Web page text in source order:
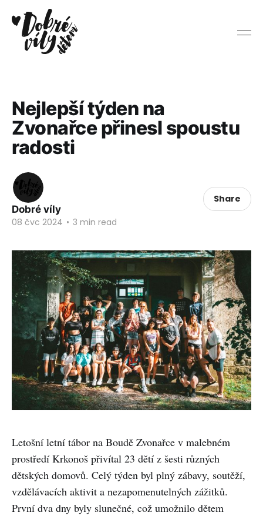
Nejlepší týden na
Zvonařce přinesl spoustu
radosti
Dobré víly
08 čvc 2024 • 3 min read
Share
Letošní letní tábor na Boudě Zvonařce v malebném
prostředí Krkonoš přivítal 23 dětí z šesti různých
dětských domovů. Celý týden byl plný zábavy, soutěží,
vzdělávacích aktivit a nezapomenutelných zážitků.
První dva dny byly slunečné, což umožnilo dětem